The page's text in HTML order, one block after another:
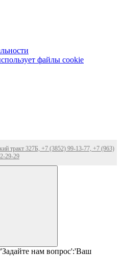
файлы cookie
тракт 327Б, +7 (3852) 99-13-77, +7 (963)
29-29
нам вопрос':'Ваш